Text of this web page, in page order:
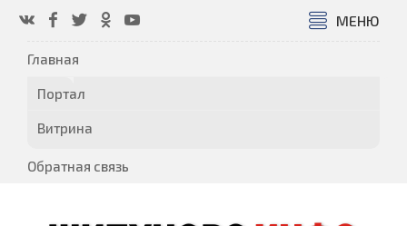
МЕНЮ
Главная
Портал
Витрина
Обратная связь